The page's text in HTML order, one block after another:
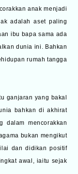
anak menjadi
adalah aset paling
ibu bapa sama ada
dunia ini. Bahkan
rumah tangga
ganjaran yang bakal
bahkan di akhirat
dalam mencorakkan
bukan mengikut
dan didikan positif
awal, iaitu sejak